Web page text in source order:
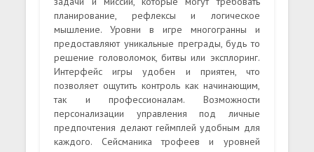
планирование, рефлексы и логическое
мышление. Уровни в игре многогранны и
предоставляют уникальные преграды, будь то
решение головоломок, битвы или эксплоринг.
Интерфейс игры удобен и приятен, что
позволяет ощутить контроль как начинающим,
так и профессионалам. Возможности
персонализации управления под личные
предпочтения делают геймплей удобным для
каждого. Сейсманика трофеев и уровней